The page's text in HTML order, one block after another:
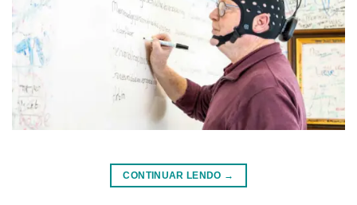
CONTINUAR LENDO →